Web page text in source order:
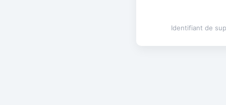
Identifiant de